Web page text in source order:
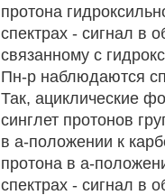
протона
спектрах - сигнал в
связанному с
Пн-р наблюдаются
Так, ациклические
синглет протонов
в а-положении к
протона в а-
спектрах - сигнал в